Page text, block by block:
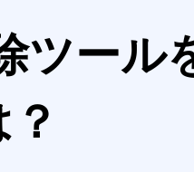
ツール